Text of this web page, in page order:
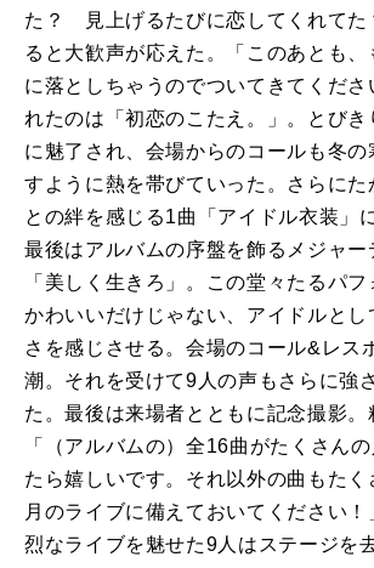
た？ 見上げるたびに恋してくれてた
ると大歓声が応えた。「このあとも
に落としちゃうのでついてきてくださ
れたのは「初恋のこたえ。」。とびき
に魅了され、会場からのコールも冬
すように熱を帯びていった。さらにた
との絆を感じる1曲「アイドル衣装」
最後はアルバムの序盤を飾るメジャー
「美しく生きろ」。この堂々たるパフ
かわいいだけじゃない、アイドルとし
さを感じさせる。会場のコール&レス
潮。それを受けて9人の声もさらに強
た。最後は来場者とともに記念撮影。
「（アルバムの）全16曲がたくさん
たら嬉しいです。それ以外の曲もたく
月のライブに備えておいてください
烈なライブを魅せた9人はステージを